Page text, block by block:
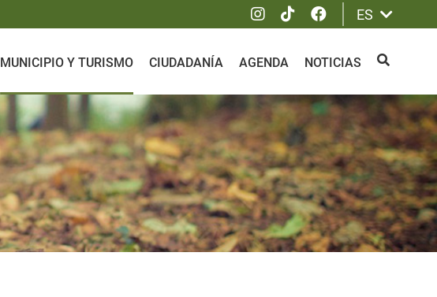
Instagram
Tik TokFacebook
ES
MUNICIPIO Y TURISMO CIUDADANÍA AGENDA NOTICIAS BUSCAR